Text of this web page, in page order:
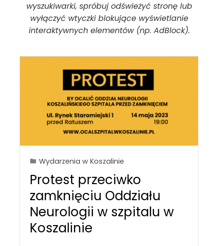
wyszukiwarki, spróbuj odświeżyć stronę lub
wyłączyć wtyczki blokujące wyświetlanie
interaktywnych elementów (np. AdBlock).
Wydarzenia w Koszalinie
Protest przeciwko
zamknięciu Oddziału
Neurologii w szpitalu w
Koszalinie